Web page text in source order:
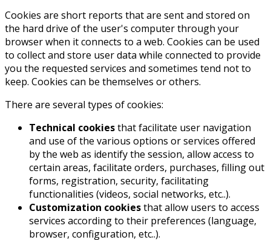
Cookies are short reports that are sent and stored on
the hard drive of the user's computer through your
browser when it connects to a web. Cookies can be used
to collect and store user data while connected to provide
you the requested services and sometimes tend not to
keep. Cookies can be themselves or others.
There are several types of cookies:
Technical cookiesthat facilitate user navigation
and use of the various options or services offered
by the web as identify the session, allow access to
certain areas, facilitate orders, purchases, filling out
forms, registration, security, facilitating
functionalities (videos, social networks, etc..).
Customization cookiesthat allow users to access
services according to their preferences (language,
browser, configuration, etc..).